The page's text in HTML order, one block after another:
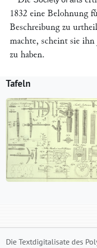
1832 eine Belohnung
Beschreibung zu
machte, scheint sie
zu haben.
Tafeln
Die Textdigitalisate des